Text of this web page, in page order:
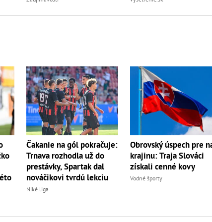
Čakanie na gól pokračuje:
Trnava rozhodla už do
prestávky, Spartak dal
nováčikovi tvrdú lekciu
Niké liga
Obrovský úspech pre
krajinu: Traja Slováci
získali cenné kovy
Vodné športy